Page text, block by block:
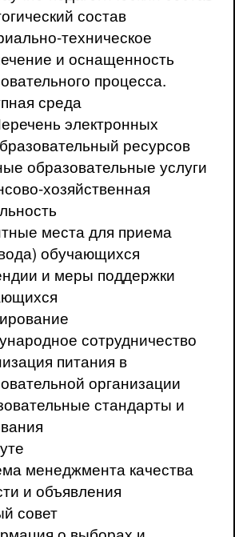
состав
техническое
и оснащенность
процесса.
среда
электронных
ресурсов
образовательные услуги
хозяйственная
места для приема
обучающихся
и меры поддержки
сотрудничество
питания в
организации
стандарты и
менеджмента качества
и объявления
совет